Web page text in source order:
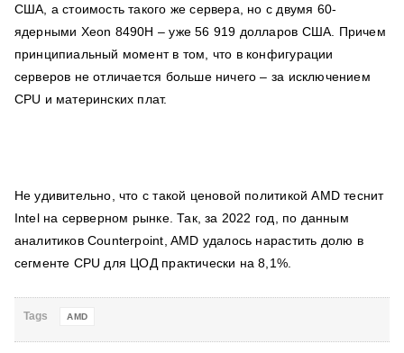
США, а стоимость такого же сервера, но с двумя 60-
ядерными Xeon 8490H – уже 56 919 долларов США. Причем
принципиальный момент в том, что в конфигурации
серверов не отличается больше ничего – за исключением
CPU и материнских плат.
Не удивительно, что с такой ценовой политикой AMD теснит
Intel на серверном рынке. Так, за 2022 год, по данным
аналитиков Counterpoint, AMD удалось нарастить долю в
сегменте CPU для ЦОД практически на 8,1%.
Tags AMD